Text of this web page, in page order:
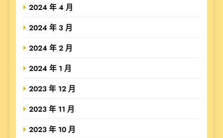
2024 年 4 月
2024 年 3 月
2024 年 2 月
2024 年 1 月
2023 年 12 月
2023 年 11 月
2023 年 10 月